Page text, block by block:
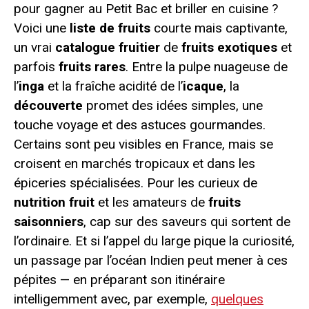
pour gagner au Petit Bac et briller en cuisine ?
Voici une liste de fruits courte mais captivante,
un vrai catalogue fruitier de fruits exotiques et
parfois fruits rares. Entre la pulpe nuageuse de
l’inga et la fraîche acidité de l’icaque, la
découverte promet des idées simples, une
touche voyage et des astuces gourmandes.
Certains sont peu visibles en France, mais se
croisent en marchés tropicaux et dans les
épiceries spécialisées. Pour les curieux de
nutrition fruit et les amateurs de fruits
saisonniers, cap sur des saveurs qui sortent de
l’ordinaire. Et si l’appel du large pique la curiosité,
un passage par l’océan Indien peut mener à ces
pépites — en préparant son itinéraire
intelligemment avec, par exemple, quelques